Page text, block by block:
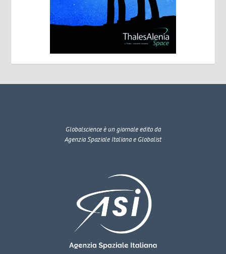
Globalscienceè un giornale edito da
Agenzia Spaziale Italiana e Globalist